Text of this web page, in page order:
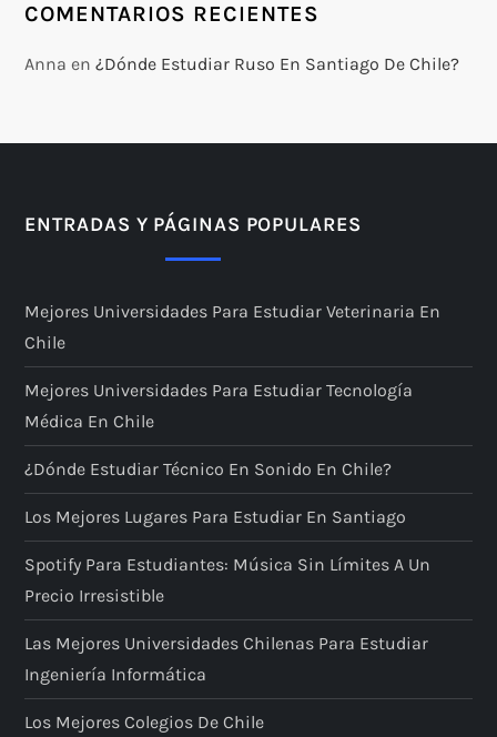
COMENTARIOS RECIENTES
Anna en¿Dónde Estudiar Ruso En Santiago De Chile?
ENTRADAS Y PÁGINAS POPULARES
Mejores Universidades Para Estudiar Veterinaria En
Chile
Mejores Universidades Para Estudiar Tecnología
Médica En Chile
¿Dónde Estudiar Técnico En Sonido En Chile?
Los Mejores Lugares Para Estudiar En Santiago
Spotify Para Estudiantes: Música Sin Límites A Un
Precio Irresistible
Las Mejores Universidades Chilenas Para Estudiar
Ingeniería Informática
Los Mejores Colegios De Chile